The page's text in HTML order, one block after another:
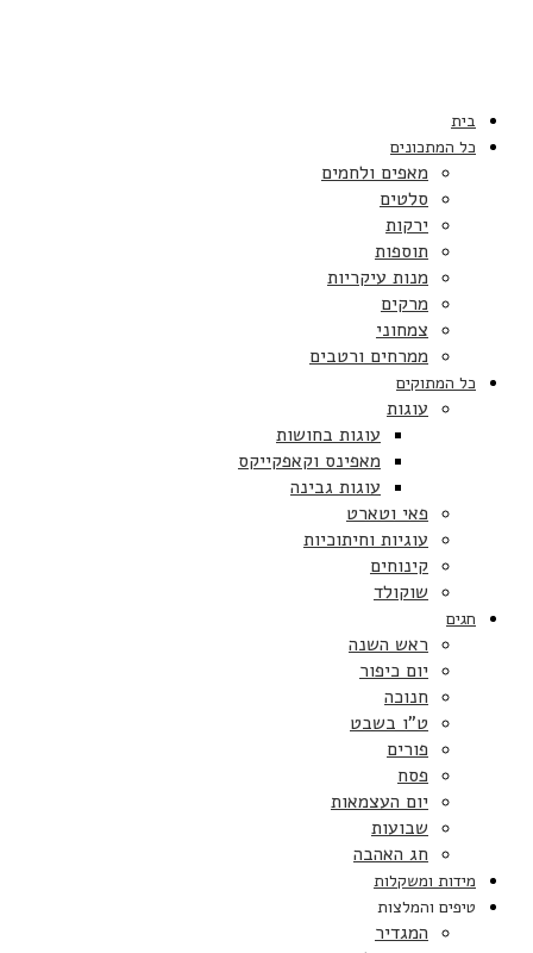
בית
כל המתכונים
מאפים ולחמים
סלטים
ירקות
תוספות
מנות עיקריות
מרקים
צמחוני
ממרחים ורטבים
כל המתוקים
עוגות
עוגות בחושות
מאפינס וקאפקייקס
עוגות גבינה
פאי וטארט
עוגיות וחיתוכיות
קינוחים
שוקולד
חגים
ראש השנה
יום כיפור
חנוכה
ט”ו בשבט
פורים
פסח
יום העצמאות
שבועות
חג האהבה
מידות ומשקלות
טיפים והמלצות
המגדיר